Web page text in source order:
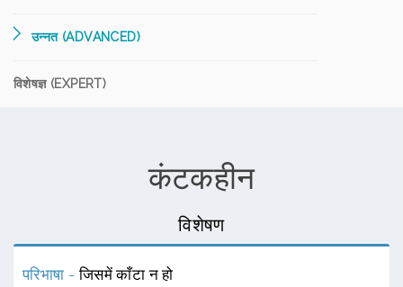
उन्नत (ADVANCED)
विशेषज्ञ (EXPERT)
कंटकहीन
विशेषण
परिभाषा -जिसमें काँटा न हो